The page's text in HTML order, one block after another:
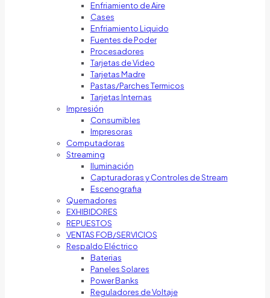
Enfriamiento de Aire
Cases
Enfriamiento Liquido
Fuentes de Poder
Procesadores
Tarjetas de Video
Tarjetas Madre
Pastas/Parches Termicos
Tarjetas Internas
Impresión
Consumibles
Impresoras
Computadoras
Streaming
Iluminación
Capturadoras y Controles de Stream
Escenografia
Quemadores
EXHIBIDORES
REPUESTOS
VENTAS FOB/SERVICIOS
Respaldo Eléctrico
Baterias
Paneles Solares
Power Banks
Reguladores de Voltaje